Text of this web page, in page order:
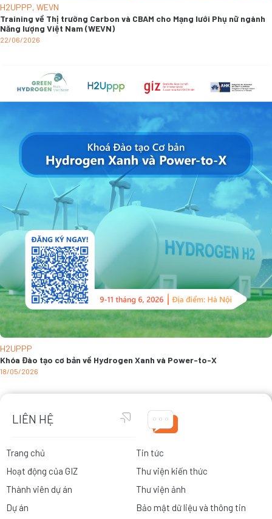
H2UPPP, WEVN
Training về Thị trường Carbon và CBAM cho Mạng lưới Phụ nữ ngành
Năng lượng Việt Nam (WEVN)
22/06/2026
H2UPPP
Khóa Đào tạo cơ bản về Hydrogen Xanh và Power-to-X
18/05/2026
LIÊN HỆ
Trang chủ
Hoạt động của GIZ
Thành viên dự án
Dự án
Tin tức
Thư viện kiến thức
Thư viện ảnh
Bảo mật dữ liệu và thông tin